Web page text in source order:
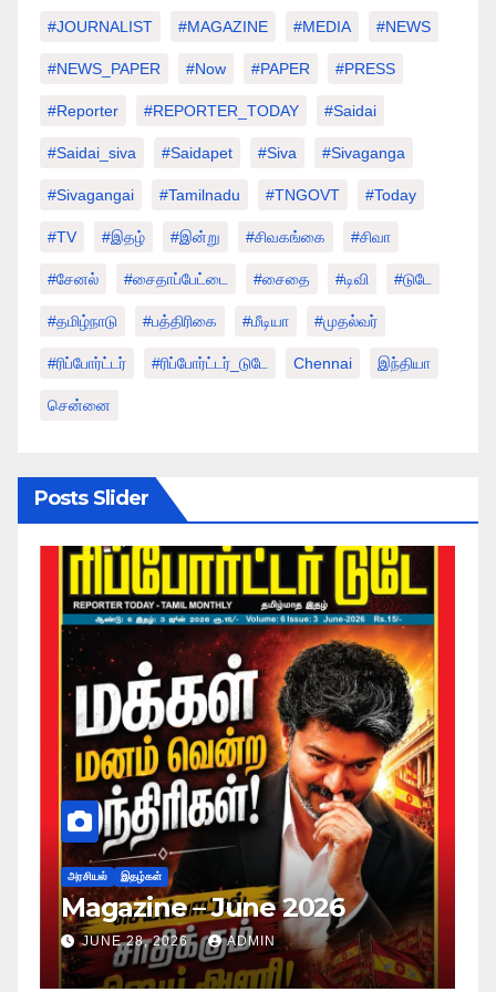
#JOURNALIST #MAGAZINE #MEDIA #NEWS
#NEWS_PAPER #Now #PAPER #PRESS
#Reporter #REPORTER_TODAY #saidai
#saidai_siva #saidapet #Siva #Sivaganga
#sivagangai #tamilnadu #TNGOVT #today
#TV #இதழ் #இன்று #சிவகங்கை #சிவா
#சேனல் #சைதாப்பேட்டை #சைதை #டிவி #டுடே
#தமிழ்நாடு #பத்திரிகை #மீடியா #முதல்வர்
#ரிப்போர்ட்டர் #ரிப்போர்ட்டர்_டுடே Chennai இந்தியா
சென்னை
Posts Slider
அரசியல் இதழ்கள்
Magazine – May 2026
JUNE 28, 2026 ADMIN